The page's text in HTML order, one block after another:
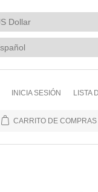
INICIA SESIÓN LISTA
CARRITO DE COMPRAS